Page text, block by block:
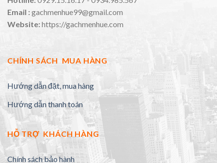
Email :gachmenhue99@gmail.com
Website:https://gachmenhue.com
CHÍNH SÁCH MUA HÀNG
Hướng dẫn đặt, mua hàng
Hướng dẫn thanh toán
HỖ TRỢ KHÁCH HÀNG
Chính sách bảo hành